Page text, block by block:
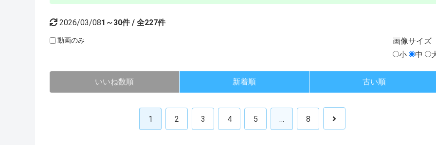
2026/03/081～30件 / 全227件
動画のみ 画像サイズ
小
中
いいね数順 新着順 古い順
1 2 3 4 5 … 8